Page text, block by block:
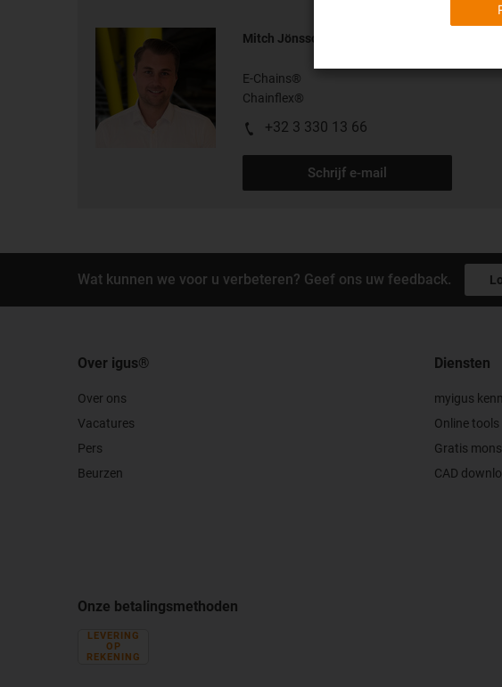
Mitch Jönsson
E-Chains®
Chainflex®
+32 3 330 13 66
Schrijf e-mail
Wat kunnen we voor u verbeteren? Geef ons uw feedback.
Over igus®
Over ons
Vacatures
Pers
Beurzen
Diensten
myigus
Online tools
Gratis
CAD
Onze betalingsmethoden
LEVERING
OP
REKENING